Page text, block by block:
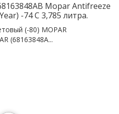
Mopar Antifreeze
-74 C 3,785 литра.
(-80) MOPAR
(68163848A...